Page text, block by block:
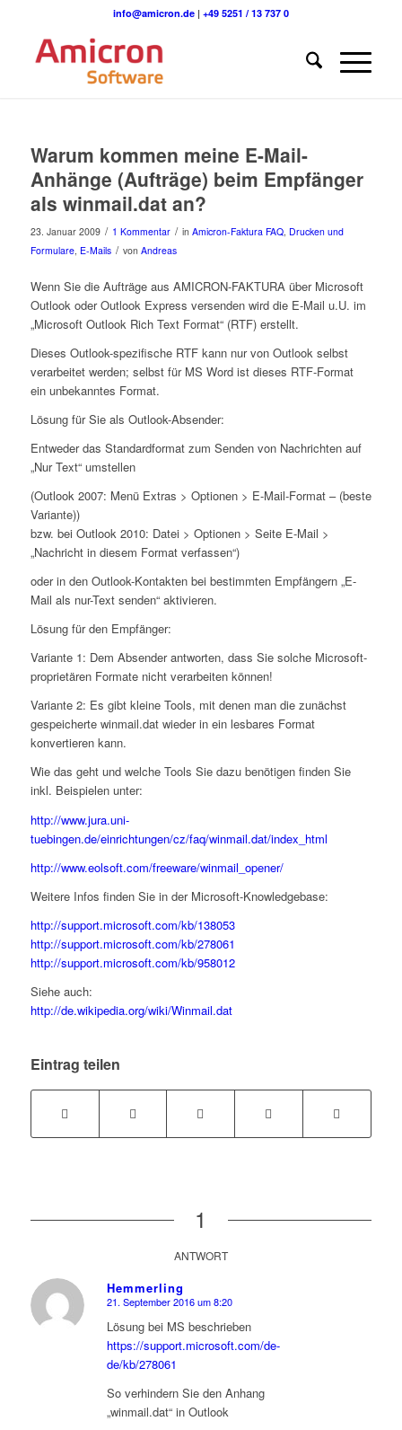
info@amicron.de| +49 5251 / 13 737 0
Warum kommen meine E-Mail-
Anhänge (Aufträge) beim Empfänger
als winmail.dat an?
23. Januar 2009 / 1 Kommentar / in Amicron-Faktura FAQ, Drucken und
Formulare, E-Mails / von Andreas
Wenn Sie die Aufträge aus AMICRON-FAKTURA über Microsoft
Outlook oder Outlook Express versenden wird die E-Mail u.U. im
„Microsoft Outlook Rich Text Format“ (RTF) erstellt.
Dieses Outlook-spezifische RTF kann nur von Outlook selbst
verarbeitet werden; selbst für MS Word ist dieses RTF-Format
ein unbekanntes Format.
Lösung für Sie als Outlook-Absender:
Entweder das Standardformat zum Senden von Nachrichten auf
„Nur Text“ umstellen
(Outlook 2007: Menü Extras > Optionen > E-Mail-Format – (beste
Variante))
bzw. bei Outlook 2010: Datei > Optionen > Seite E-Mail >
„Nachricht in diesem Format verfassen“)
oder in den Outlook-Kontakten bei bestimmten Empfängern „E-
Mail als nur-Text senden“ aktivieren.
Lösung für den Empfänger:
Variante 1: Dem Absender antworten, dass Sie solche Microsoft-
proprietären Formate nicht verarbeiten können!
Variante 2: Es gibt kleine Tools, mit denen man die zunächst
gespeicherte winmail.dat wieder in ein lesbares Format
konvertieren kann.
Wie das geht und welche Tools Sie dazu benötigen finden Sie
inkl. Beispielen unter:
http://www.jura.uni-
tuebingen.de/einrichtungen/cz/faq/winmail.dat/index_html
http://www.eolsoft.com/freeware/winmail_opener/
Weitere Infos finden Sie in der Microsoft-Knowledgebase:
http://support.microsoft.com/kb/138053
http://support.microsoft.com/kb/278061
http://support.microsoft.com/kb/958012
Siehe auch:
http://de.wikipedia.org/wiki/Winmail.dat
Eintrag teilen
1
ANTWORT
Hemmerling
sagte:
21. September 2016 um 8:20
Lösung bei MS beschrieben
https://support.microsoft.com/de-
de/kb/278061
So verhindern Sie den Anhang
„winmail.dat“ in Outlook